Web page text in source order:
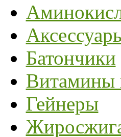
Батончики
Витамины
Гейнеры